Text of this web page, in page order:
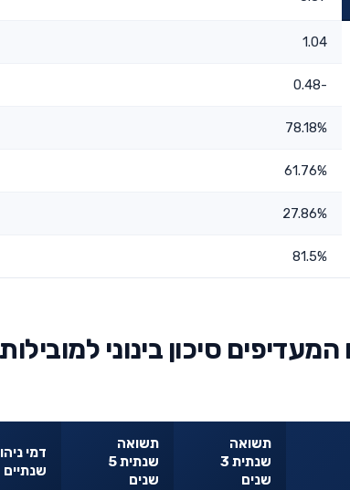
1.04
-0.48
78.18%
61.76%
27.86%
81.5%
סיכון בינוני למובילות
תשואה
שנתית 3
שנים
תשואה
שנתית 5
שנים
דמי
שנתיים